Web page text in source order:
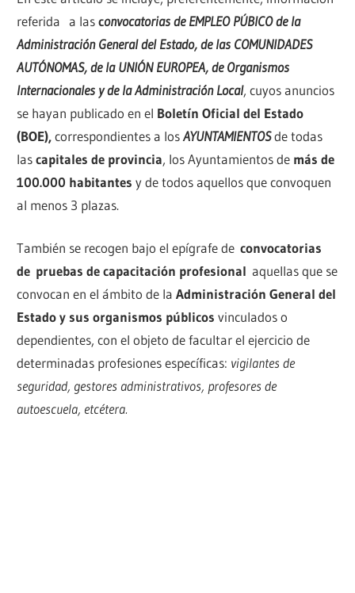
referida a lasconvocatorias de EMPLEO PÚBICO de la
Administración General del Estado, de las COMUNIDADES
AUTÓNOMAS, de la UNIÓN EUROPEA, de Organismos
Internacionales y de la Administración Local, cuyos anuncios
se hayan publicado en el Boletín Oficial del Estado
(BOE),correspondientes a losAYUNTAMIENTOSde todas
lascapitales de provincia, los Ayuntamientos de más de
100.000 habitantes y de todos aquellos que convoquen
al menos 3 plazas.
También se recogen bajo el epígrafe deconvocatorias
de pruebas de capacitación profesional aquellas que se
convocan en el ámbito de laAdministración General del
Estado y sus organismos públicos vinculados o
dependientes, con el objeto de facultar el ejercicio de
determinadas profesiones específicas: vigilantes de
seguridad, gestores administrativos, profesores de
autoescuela, etcétera.